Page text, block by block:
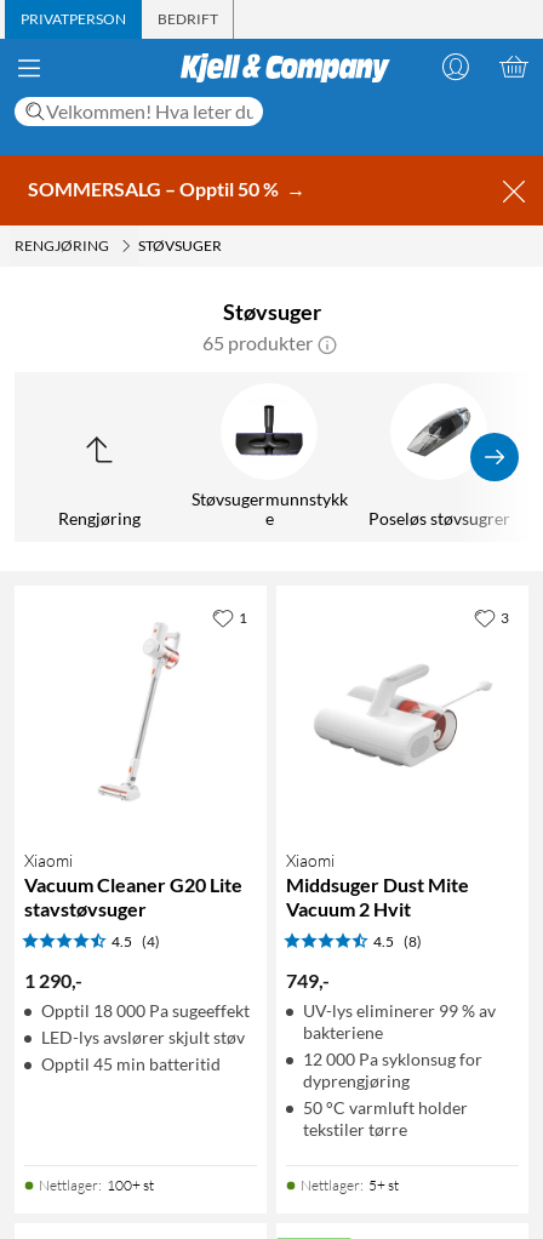
PRIVATPERSON BEDRIFT
SOMMERSALG – Opptil 50 % →
RENGJØRING STØVSUGER
Støvsuger
65 produkter
Rengjøring
Støvsugermunnstykk
e
Poseløs støvsugrer
Xiaomi
Vacuum Cleaner G20 Lite
stavstøvsuger
4.5 (4)
1 290,-
Opptil 18 000 Pa sugeeffekt
LED-lys avslører skjult støv
Opptil 45 min batteritid
Nettlager: 100+ st
1
Xiaomi
Middsuger Dust Mite
Vacuum 2 Hvit
4.5 (8)
749,-
UV-lys eliminerer 99 % av
bakteriene
12 000 Pa syklonsug for
dyprengjøring
50 °C varmluft holder
tekstiler tørre
Nettlager: 5+ st
3